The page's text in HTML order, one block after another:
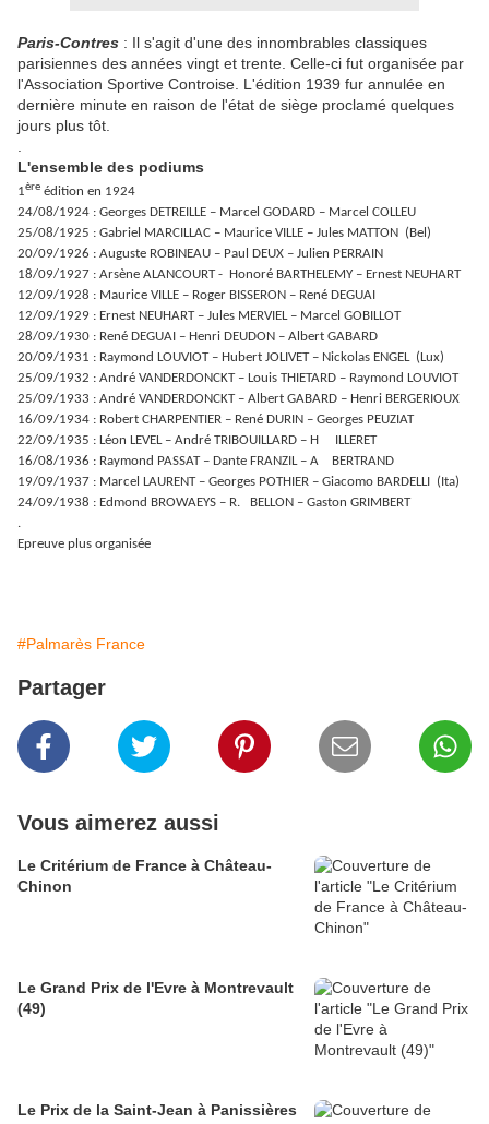
Paris-Contres : Il s'agit d'une des innombrables classiques
parisiennes des années vingt et trente. Celle-ci fut organisée par
l'Association Sportive Controise. L'édition 1939 fur annulée en
dernière minute en raison de l'état de siège proclamé quelques
jours plus tôt.
L'ensemble des podiums
1ère édition en 1924
24/08/1924 : Georges DETREILLE – Marcel GODARD – Marcel COLLEU
25/08/1925 : Gabriel MARCILLAC – Maurice VILLE – Jules MATTON (Bel)
20/09/1926 : Auguste ROBINEAU – Paul DEUX – Julien PERRAIN
18/09/1927 : Arsène ALANCOURT - Honoré BARTHELEMY – Ernest NEUHART
12/09/1928 : Maurice VILLE – Roger BISSERON – René DEGUAI
12/09/1929 : Ernest NEUHART – Jules MERVIEL – Marcel GOBILLOT
28/09/1930 : René DEGUAI – Henri DEUDON – Albert GABARD
20/09/1931 : Raymond LOUVIOT – Hubert JOLIVET – Nickolas ENGEL (Lux)
25/09/1932 : André VANDERDONCKT – Louis THIETARD – Raymond LOUVIOT
25/09/1933 : André VANDERDONCKT – Albert GABARD – Henri BERGERIOUX
16/09/1934 : Robert CHARPENTIER – René DURIN – Georges PEUZIAT
22/09/1935 : Léon LEVEL – André TRIBOUILLARD – H ILLERET
16/08/1936 : Raymond PASSAT – Dante FRANZIL – A BERTRAND
19/09/1937 : Marcel LAURENT – Georges POTHIER – Giacomo BARDELLI (Ita)
24/09/1938 : Edmond BROWAEYS – R. BELLON – Gaston GRIMBERT
.
Epreuve plus organisée
#Palmarès France
Partager
Vous aimerez aussi
Le Critérium de France à Château-
Chinon
Le Grand Prix de l'Evre à Montrevault
(49)
Le Prix de la Saint-Jean à Panissières